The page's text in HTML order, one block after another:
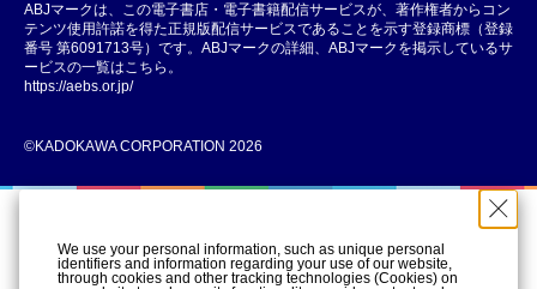
ABJマークは、この電子書店・電子書籍配信サービスが、著作権者からコン
テンツ使用許諾を得た正規版配信サービスであることを示す登録商標（登録
番号 第6091713号）です。ABJマークの詳細、ABJマークを掲示しているサ
ービスの一覧はこちら。
https://aebs.or.jp/
©KADOKAWA CORPORATION 2026
We use your personal information, such as unique personal
identifiers and information regarding your use of our website,
through cookies and other tracking technologies (Cookies) on